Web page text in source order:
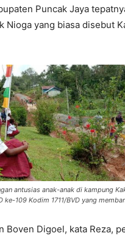
Puncak Jaya
Nioga yang biasa disebut
antusias anak-anak di kampung
ke-109 Kodim 1711/BVD yang
Boven Digoel, kata Reza,